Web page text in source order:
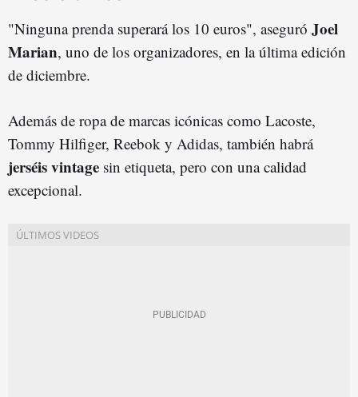
"Ninguna prenda superará los 10 euros", aseguró Joel
Marian, uno de los organizadores, en la última edición
de diciembre.
Además de ropa de marcas icónicas como Lacoste,
Tommy Hilfiger, Reebok y Adidas, también habrá
jerséis vintage sin etiqueta, pero con una calidad
excepcional.